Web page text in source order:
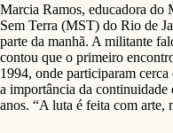
Marcia Ramos, educadora do
Sem Terra (MST) do Rio de
parte da manhã. A militante
contou que o primeiro
1994, onde participaram
a importância da continuidade
anos. “A luta é feita com arte,